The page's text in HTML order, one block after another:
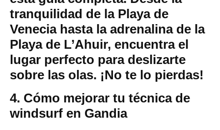
tranquilidad de la Playa de
Venecia hasta la adrenalina de la
Playa de L’Ahuir, encuentra el
lugar perfecto para deslizarte
sobre las olas. ¡No te lo pierdas!
4. Cómo mejorar tu técnica de
windsurf en Gandia